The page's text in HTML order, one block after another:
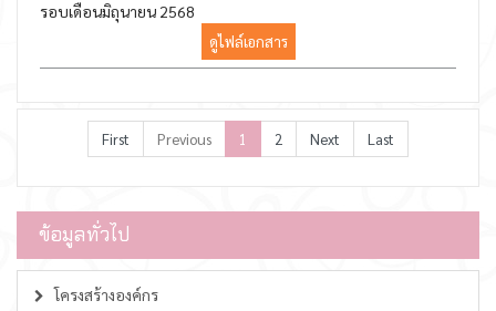
รอบเดือนมิถุนายน 2568
ดูไฟล์เอกสาร
First Previous 1 2 Next Last
ข้อมูลทั่วไป
โครงสร้างองค์กร